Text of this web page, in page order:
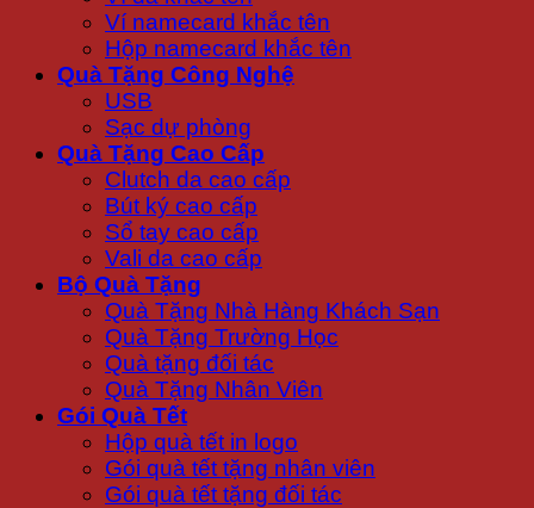
Ví namecard khắc tên
Hộp namecard khắc tên
Quà Tặng Công Nghệ
USB
Sạc dự phòng
Quà Tặng Cao Cấp
Clutch da cao cấp
Bút ký cao cấp
Sổ tay cao cấp
Vali da cao cấp
Bộ Quà Tặng
Quà Tặng Nhà Hàng Khách Sạn
Quà Tặng Trường Học
Quà tặng đối tác
Quà Tặng Nhân Viên
Gói Quà Tết
Hộp quà tết in logo
Gói quà tết tặng nhân viên
Gói quà tết tặng đối tác